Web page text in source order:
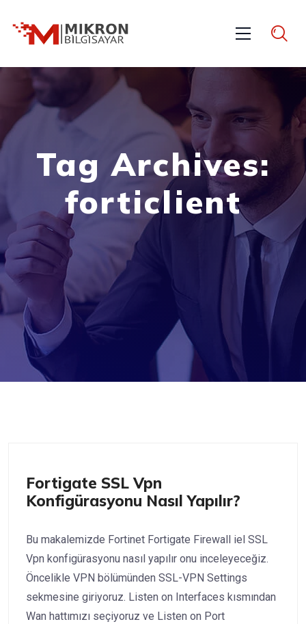
Tag Archives:
forticlient
Fortigate SSL Vpn
Konfigürasyonu Nasıl Yapılır?
Bu makalemizde Fortinet Fortigate Firewall iel SSL
Vpn konfigürasyonu nasıl yapılır onu inceleyeceğiz.
Öncelikle VPN bölümünden SSL-VPN Settings
sekmesine giriyoruz. Listen on Interfaces kısmından
Wan hattımızı seçiyoruz ve Listen on Port